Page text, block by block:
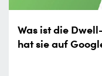
Was ist die
hat sie auf